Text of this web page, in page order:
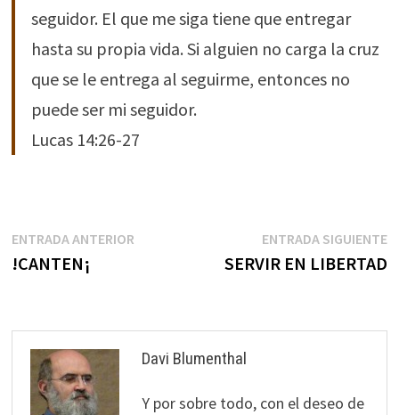
seguidor. El que me siga tiene que entregar
hasta su propia vida. Si alguien no carga la cruz
que se le entrega al seguirme, entonces no
puede ser mi seguidor.
Lucas 14:26-27
Navegación
de
ENTRADA ANTERIOREntrada
!CANTEN¡
ENTRADA SIGUIENTE
SERVIR EN LIBERTAD
Davi Blumenthal
Y por sobre todo, con el deseo de